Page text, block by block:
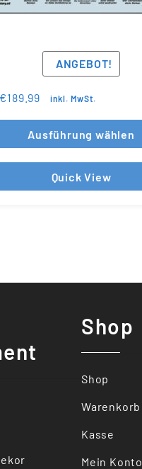
ANGEBOT!
€189.99 inkl. MwSt.
Ausführung wählen
Quick View
Shop
Shop
Warenkorb
Kasse
Mein Konto